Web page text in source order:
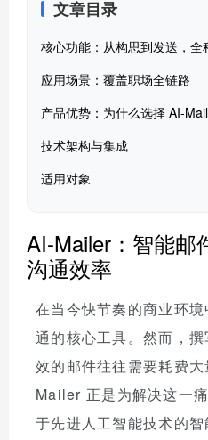
文章目录
核心功能：从构思到发送，全
应用场景：覆盖职场全链路
产品优势：为什么选择 AI-
技术架构与集成
适用对象
AI-Mailer：智能邮
沟通效率
在当今快节奏的商业环
通的核心工具。然而，
效的邮件往往需要耗费
Mailer 正是为解决这一
于先进人工智能技术的